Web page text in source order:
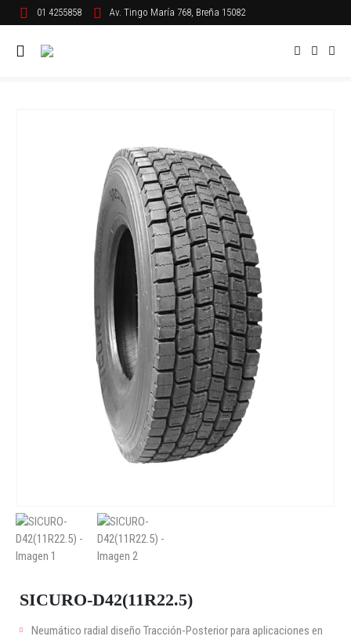
01 4255858 Av. Tingo María 768, Breña 15082
SICURO-D42(11R22.5)
Neumático radial diseño Tracción-Posterior para aplicaciones en